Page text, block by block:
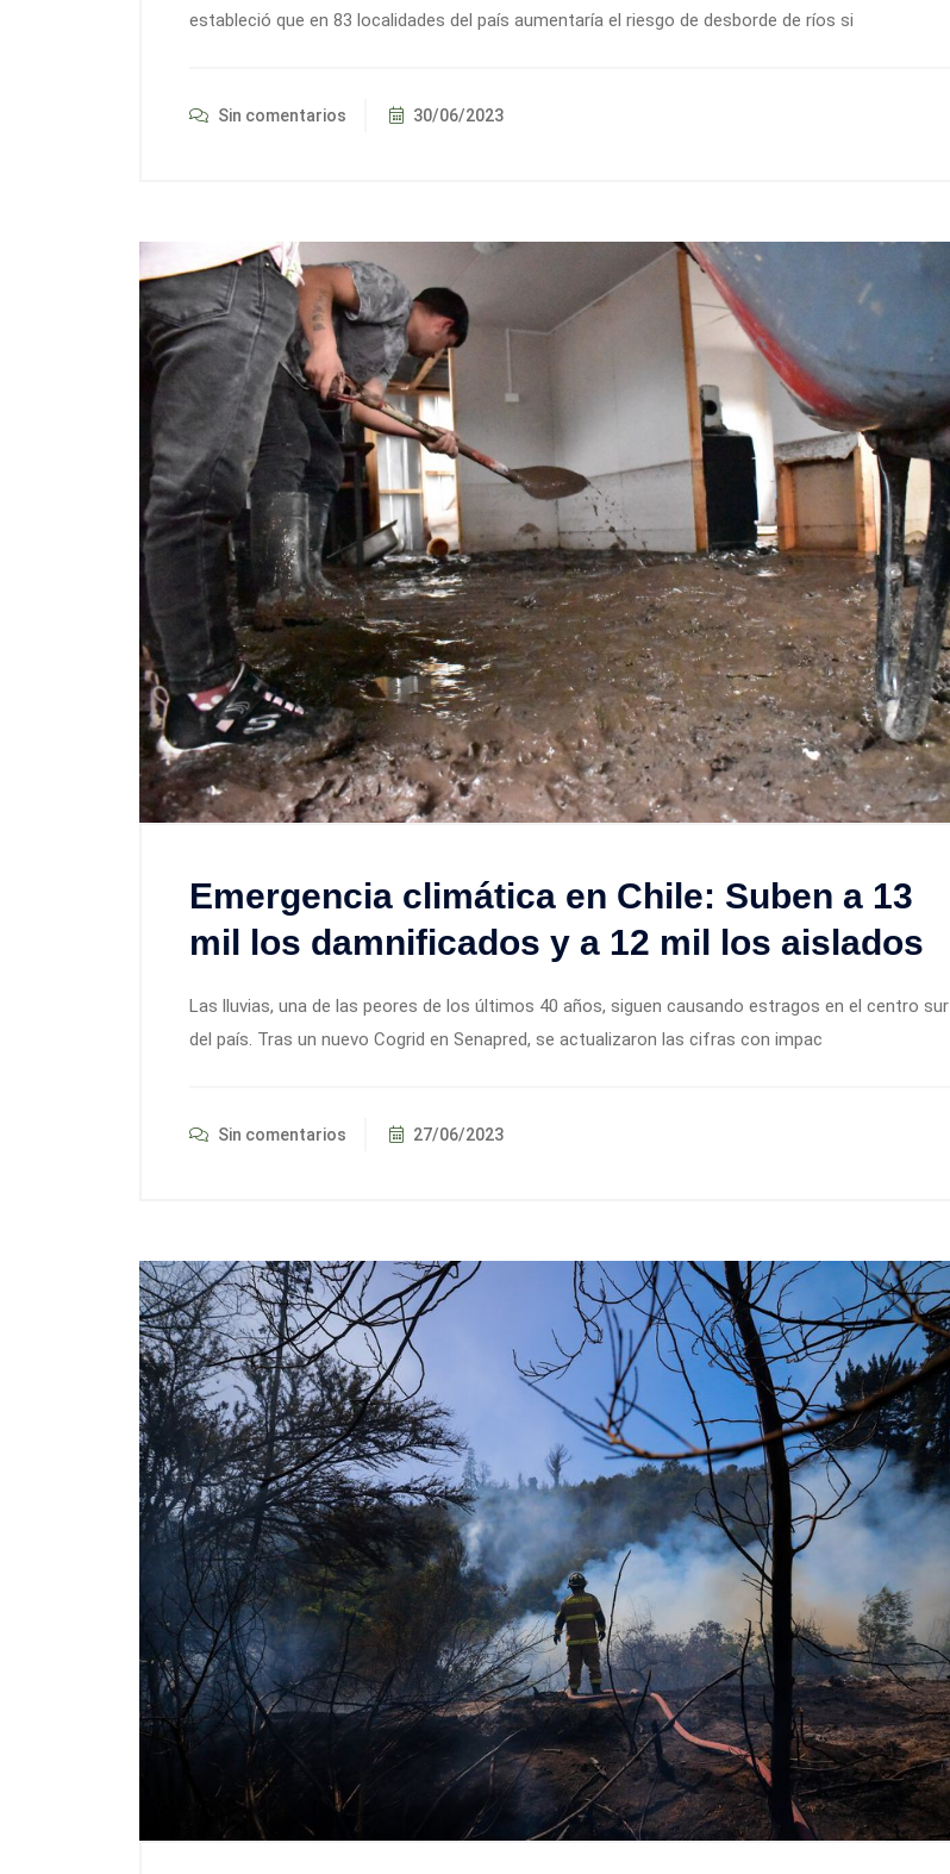
estableció que en 83 localidades del país aumentaría el riesgo de desborde de ríos si
Sin comentarios 30/06/2023
Emergencia climática en Chile: Suben a 13
mil los damnificados y a 12 mil los aislados
Las lluvias, una de las peores de los últimos 40 años, siguen causando estragos en el centro sur
del país. Tras un nuevo Cogrid en Senapred, se actualizaron las cifras con impac
Sin comentarios 27/06/2023